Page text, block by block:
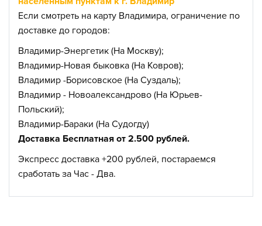
Если смотреть на карту Владимира, ограничение по
доставке до городов:
Владимир-Энергетик (На Москву);
Владимир-Новая быковка (На Ковров);
Владимир -Борисовское (На Суздаль);
Владимир - Новоалександрово (На Юрьев-
Польский);
Владимир-Бараки (На Судогду)
Доставка Бесплатная от 2.500 рублей.
Экспресс доставка +200 рублей, постараемся
сработать за Час - Два.